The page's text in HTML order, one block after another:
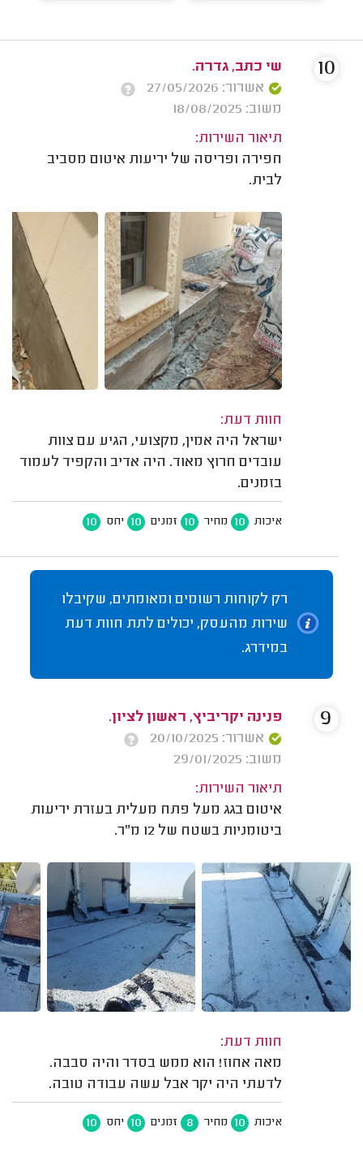
שי כתב, גדרה.
אשרור: 27/05/2026
משוב: 18/08/2025
תיאור השירות:
חפירה ופריסה של יריעות איטום מסביב
לבית.
חוות דעת:
ישראל היה אמין, מקצועי, הגיע עם צוות
עובדים חרוץ מאוד. היה אדיב והקפיד לעמוד
בזמנים.
איכות 10 מחיר 10 זמנים 10 יחס 10
10
רק לקוחות רשומים ומאומתים, שקיבלו
שירות מהעסק, יכולים לתת חוות דעת
במידרג.
פנינה יקריביץ, ראשון לציון.
אשרור: 20/10/2025
משוב: 29/01/2025
תיאור השירות:
איטום בגג מעל פתח מעלית בעזרת יריעות
ביטומניות בשטח של 12 מ"ר.
חוות דעת:
מאה אחוז! הוא ממש בסדר והיה סבבה.
לדעתי היה יקר אבל עשה עבודה טובה.
איכות 10 מחיר 8 זמנים 10 יחס 10
9